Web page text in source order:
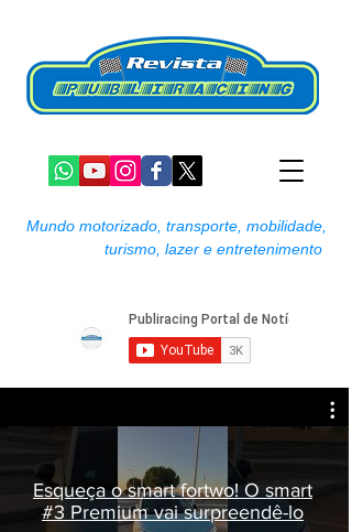
Mundo motorizado, transporte, mobilidade,
turismo, lazer e entretenimento
Esqueça o smart fortwo! O smart
#3 Premium vai surpreendê-lo